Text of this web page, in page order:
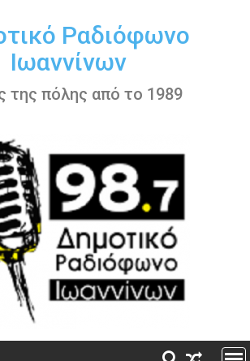
Ραδιόφωνο
Ιωαννίνων
της πόλης από το 1989